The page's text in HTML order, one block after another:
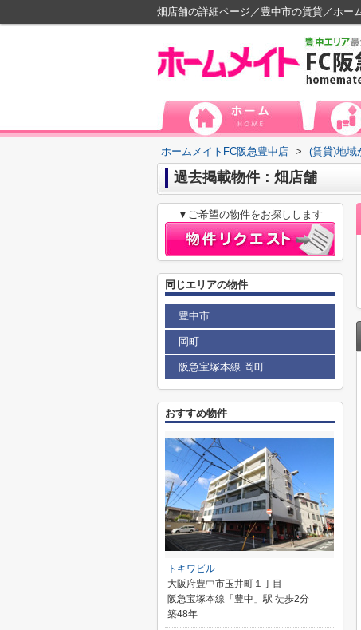
畑店舗の詳細ページ／豊中市の賃貸／ホー
ホームメイトFC阪急豊中店 > (賃貸)地域
過去掲載物件：畑店舗
▼ご希望の物件をお探しします
同じエリアの物件
豊中市
岡町
阪急宝塚本線 岡町
おすすめ物件
トキワビル
大阪府豊中市玉井町１丁目
阪急宝塚本線「豊中」駅 徒歩2分
築48年